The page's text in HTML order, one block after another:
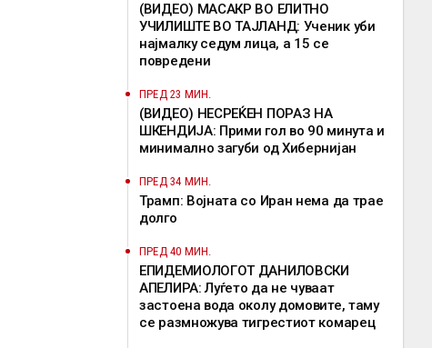
(ВИДЕО) МАСАКР ВО ЕЛИТНО
УЧИЛИШТЕ ВО ТАЈЛАНД: Ученик уби
најмалку седум лица, а 15 се
повредени
ПРЕД 23 МИН.
(ВИДЕО) НЕСРЕЌЕН ПОРАЗ НА
ШКЕНДИЈА: Прими гол во 90 минута и
минимално загуби од Хибернијан
ПРЕД 34 МИН.
Трамп: Војната со Иран нема да трае
долго
ПРЕД 40 МИН.
EПИДЕМИОЛОГОТ ДАНИЛОВСКИ
АПЕЛИРА: Луѓето да не чуваат
застоена вода околу домовите, таму
се размножува тигрестиот комарец